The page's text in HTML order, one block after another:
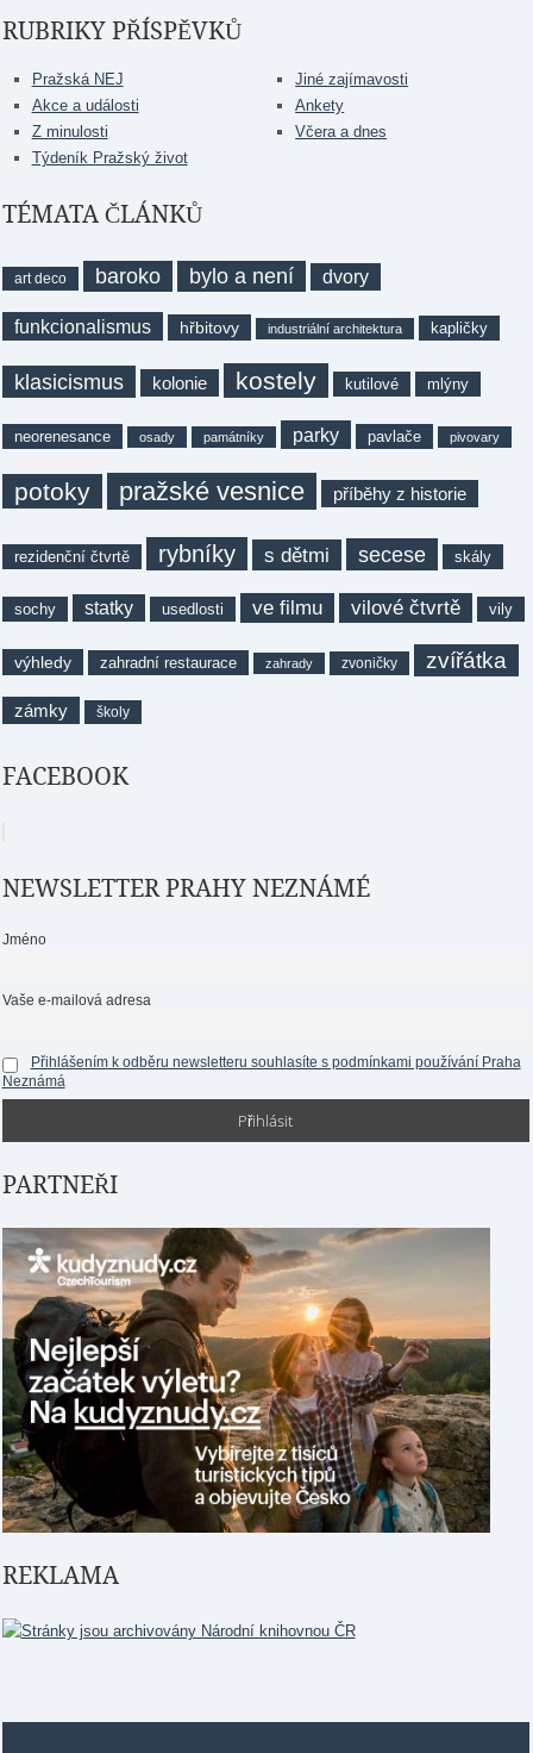
RUBRIKY PŘÍSPĚVKŮ
Pražská NEJ
Akce a události
Z minulosti
Týdeník Pražský život
Jiné zajímavosti
Ankety
Včera a dnes
TÉMATA ČLÁNKŮ
art deco baroko bylo a není dvory
funkcionalismus hřbitovy industriální architektura kapličky
klasicismus kolonie kostely kutilové mlýny
neorenesance osady památníky parky pavlače pivovary
potoky pražské vesnice příběhy z historie
rezidenční čtvrtě rybníky s dětmi secese skály
sochy statky usedlosti ve filmu vilové čtvrtě vily
výhledy zahradní restaurace zahrady zvoničky zvířátka
zámky školy
FACEBOOK
NEWSLETTER PRAHY NEZNÁMÉ
Jméno
Vaše e-mailová adresa
Přihlášením k odběru newsletteru souhlasíte s podmínkami používání Praha
Neznámá
PARTNEŘI
REKLAMA